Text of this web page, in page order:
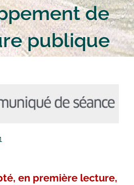
de
publique
en première lecture,